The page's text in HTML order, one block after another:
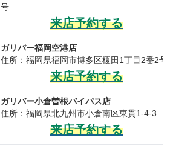
号
来店予約する
ガリバー福岡空港店
住所：福岡県福岡市博多区榎田1丁目2番2号
来店予約する
ガリバー小倉曽根バイパス店
住所：福岡県北九州市小倉南区東貫1-4-3
来店予約する